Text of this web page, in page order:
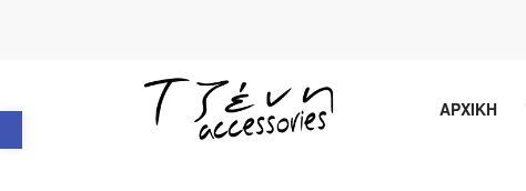
Ανοίξτε τη γραμμή εργαλείων ΑΡΧΙΚΗ